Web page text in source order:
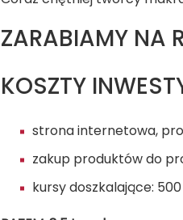
ZARABIAMY NA
KOSZTY
strona internetowa,
zakup produktów do
kursy doszkalające: 500